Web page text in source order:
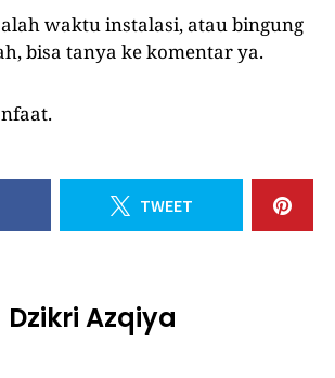
waktu instalasi, atau bingung
bisa tanya ke komentar ya.
TWEET
Dzikri Azqiya